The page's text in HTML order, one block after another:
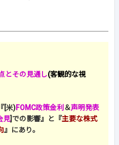
とその見通し(客観的な視
[米)FOMC政策金利 ＆声明発表
見]での影響』と『主要な株式
』にあり。